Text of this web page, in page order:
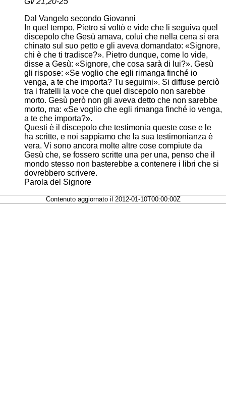
Dal Vangelo secondo Giovanni
In quel tempo, Pietro si voltò e vide che li seguiva quel
discepolo che Gesù amava, colui che nella cena si era
chinato sul suo petto e gli aveva domandato: «Signore,
chi è che ti tradisce?». Pietro dunque, come lo vide,
disse a Gesù: «Signore, che cosa sarà di lui?». Gesù
gli rispose: «Se voglio che egli rimanga finché io
venga, a te che importa? Tu seguimi». Si diffuse perciò
tra i fratelli la voce che quel discepolo non sarebbe
morto. Gesù però non gli aveva detto che non sarebbe
morto, ma: «Se voglio che egli rimanga finché io venga,
a te che importa?».
Questi è il discepolo che testimonia queste cose e le
ha scritte, e noi sappiamo che la sua testimonianza è
vera. Vi sono ancora molte altre cose compiute da
Gesù che, se fossero scritte una per una, penso che il
mondo stesso non basterebbe a contenere i libri che si
dovrebbero scrivere.
Parola del Signore
Contenuto aggiornato il 2012-01-10T00:00:00Z